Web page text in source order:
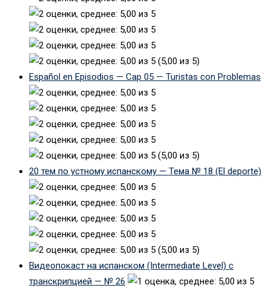
(5,00 из 5)
Español en Episodios — Cap 05 — Turistas con Problemas
(5,00 из 5)
20 тем по устному испанскому — Тема № 18 (El deporte)
(5,00 из 5)
Видеопокаст на испанском (Intermediate Level) с
транскрипцией — № 26